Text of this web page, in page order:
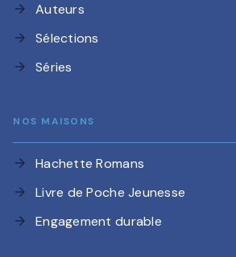
arrow_forward Auteurs
arrow_forward Sélections
arrow_forward Séries
NOS MAISONS
arrow_forward Hachette Romans
arrow_forward Livre de Poche Jeunesse
arrow_forward Engagement durable